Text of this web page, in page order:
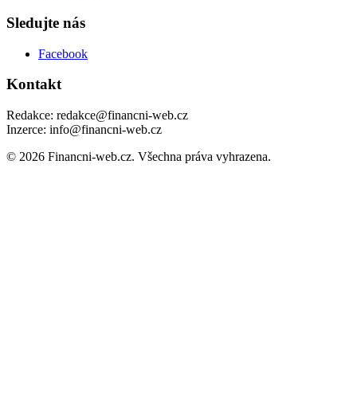
Sledujte nás
Facebook
Kontakt
Redakce: redakce@financni-web.cz
Inzerce: info@financni-web.cz
© 2026 Financni-web.cz. Všechna práva vyhrazena.